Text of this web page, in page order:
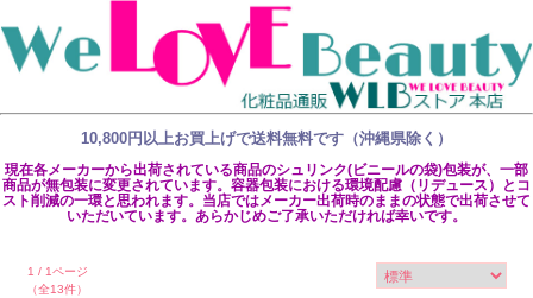
10,800円以上お買上げで送料無料です（沖縄県除く）
現在各メーカーから出荷されている商品のシュリンク(ビニールの袋)包装が、一部
商品が無包装に変更されています。容器包装における環境配慮（リデュース）とコ
スト削減の一環と思われます。当店ではメーカー出荷時のままの状態で出荷させて
いただいています。あらかじめご了承いただければ幸いです。
1 / 1ページ
（全13件）